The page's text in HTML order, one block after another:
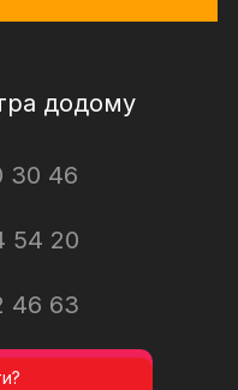
додому
30 46
54 20
46 63